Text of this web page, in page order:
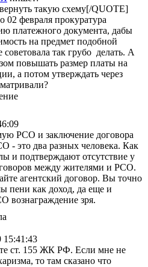
такую схему[/QUOTE]
02 февраля прокуратура
платежного документа, дабы
на предмет подобной
так грубо делать. А
повышать размер платы на
а потом утверждать через
РСО и заключение договора
- это два разных человека. Как
и подтверждают отсутствие у
между жителями и РСО.
агентский договор. Вы точно
пени как доход, да еще и
вознаграждение зря.
15:41:43
ст. 155 ЖК РФ. Если мне не
то там сказано что